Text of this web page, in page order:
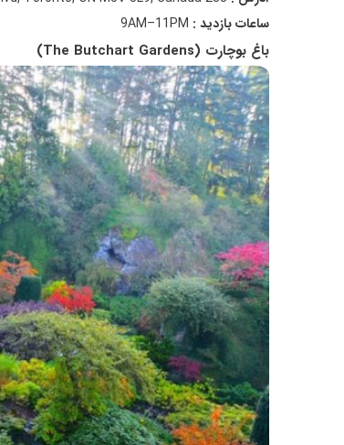
ساعات بازدید :
باغ بوچارت (The Butchart Gardens)